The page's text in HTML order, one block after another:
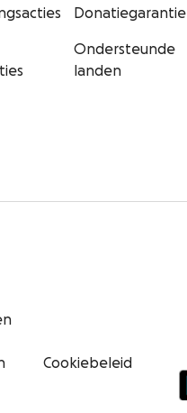
Donatiegarantie
Ondersteunde
landen
Cookiebeleid